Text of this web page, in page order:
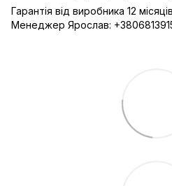
Гарантія від виробника 12
Менеджер Ярослав: